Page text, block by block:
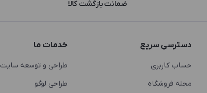
ضمانت بازگشت کالا
دسترسی سریع
حساب کاربری
مجله فروشگاه
خدمات ما
طراحی و توسعه سایت
طراحی لوگو